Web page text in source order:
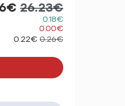
26.23€
0.18€
0.00€
0.22€ 0.26€